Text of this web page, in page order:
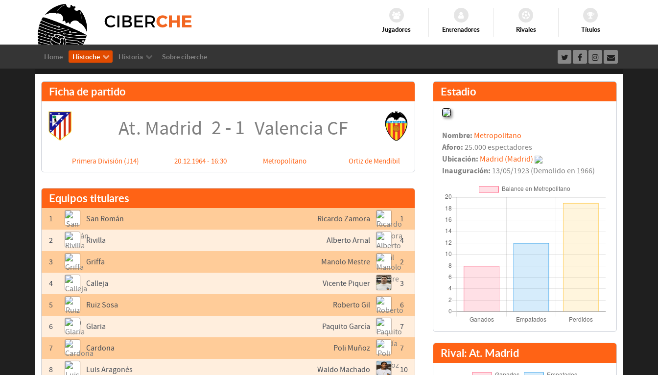
Jugadores Entrenadores Rivales Títulos
Home Histoche Historia Sobre ciberche
Ficha de partido
At. Madrid 2 - 1 Valencia CF
Primera División (J14) 20.12.1964 - 16:30 Metropolitano Ortiz de Mendibil
Equipos titulares
1 San Román
2 Rivilla
3 Griffa
4 Calleja
5 Ruiz Sosa
6 Glaria
7 Cardona
8 Luis Aragonés
1
Ricardo Zamora
4
Alberto Arnal
2
Manolo Mestre
3
Vicente Piquer
6
Roberto Gil
7
Paquito García
7
Poli Muñoz
10
Waldo Machado
Estadio
Nombre: Metropolitano
Aforo: 25.000 espectadores
Ubicación: Madrid (Madrid)
Inauguración: 13/05/1923 (Demolido en 1966)
Rival: At. Madrid